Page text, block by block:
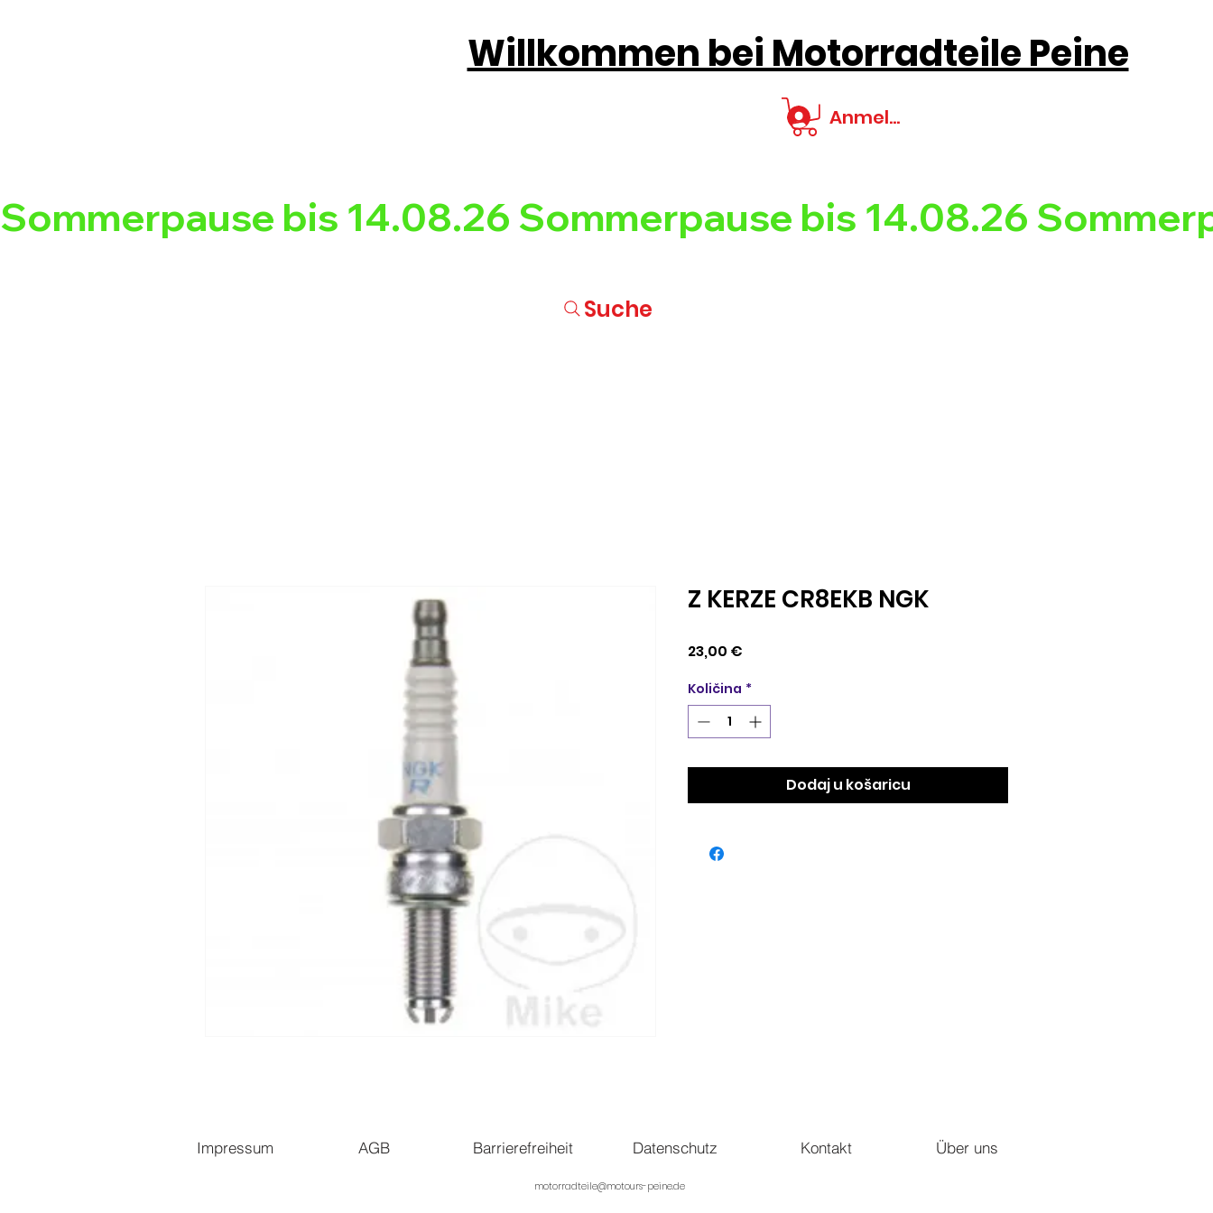
Willkommen bei Motorradteile Peine
Anmelden
Sommerpause bis 14.08.26
Suche
Z KERZE CR8EKB NGK
23,00 €
Količina *
Dodaj u košaricu
Impressum AGB Barrierefreiheit Datenschutz Kontakt Über uns
motorradteile@motours-peine.de